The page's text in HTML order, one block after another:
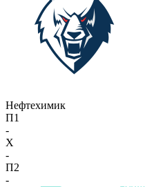
Нефтехимик
П1
-
X
-
П2
-